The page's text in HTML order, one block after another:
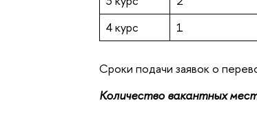
4 курс
1
Сроки подачи заявок о
Количество вакантных мест